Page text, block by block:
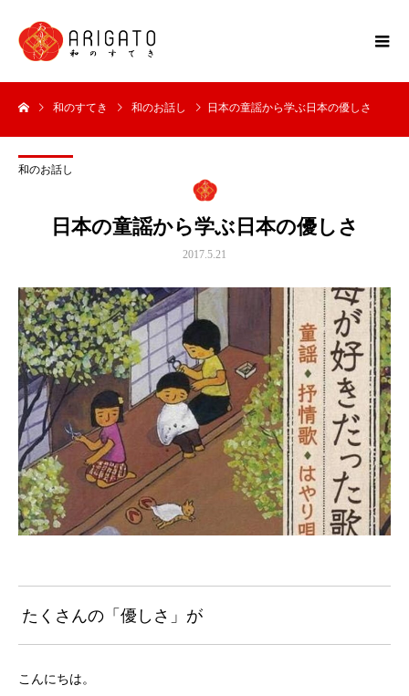
和のすてき 和のお話し 日本の童謡から学ぶ日本の優しさ
和のお話し
日本の童謡から学ぶ日本の優しさ
2017.5.21
たくさんの「優しさ」が
こんにちは。